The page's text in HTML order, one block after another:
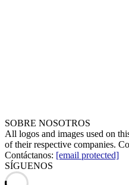
SOBRE NOSOTROS
All logos and images used on
of their respective companies.
Contáctanos: [email protected]
SÍGUENOS